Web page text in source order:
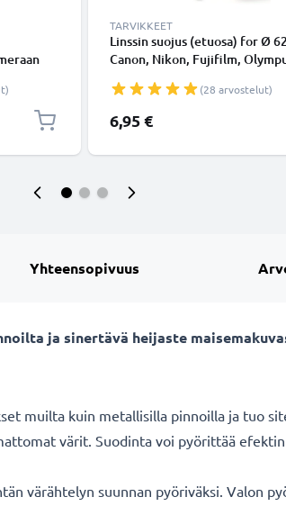
TARVIKKEET
Linssin suojus (etuosa) for Ø
Canon, Nikon, Fujifilm,
Inside handle / Central Pinch
Kansi
(28 arvostelut)
6,95 €
Yhteensopivuus
ja sinertävä heijaste
muilta kuin metallisilla pinnoilla ja tuo
värit. Suodinta voi pyörittää
värähtelyn suunnan pyöriväksi. Valon